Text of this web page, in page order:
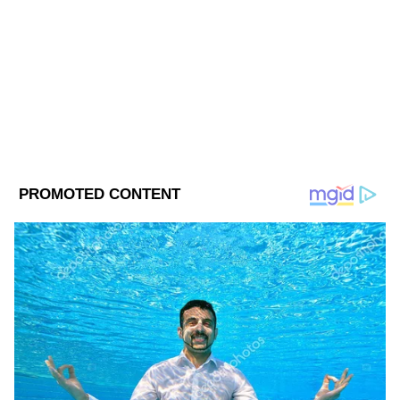
চিত্রনাট্য লিখেছেন সাজিন নাদিয়াদওয়ালা। এদিকে
সদ্য প্রকাশ্যে এসেছে ইয়েনতাম্মা। এই গানে লুঙ্গি
পরে বিন্দাস নাচলেন ভাইজান। তবে, তিনি একা
নন। সঙ্গে আছন ভেঙ্কাটেশ ও রামচরণ। গানটি
গেয়েছেন বিশাল দদলানি ও পায়েল দেব। সে যাই
হোক, এখন সকলের নজর যে ‘টাইগার ভার্সেস
পাঠান’ ছবির দিকে তা বলার অপেক্ষা রাখে না।
অন্য দিকে, এবছর মুক্তি পাবে টাইগার ৩। টাইগার